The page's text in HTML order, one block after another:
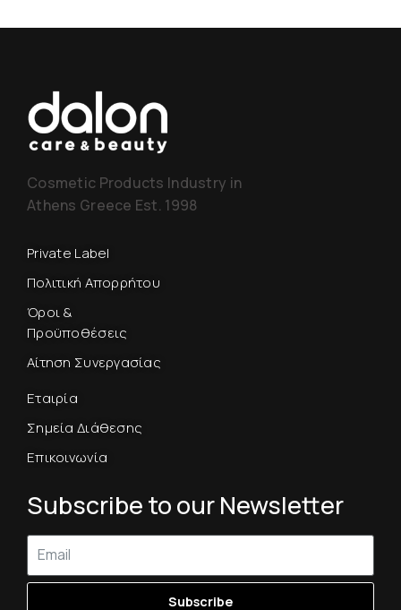
Cosmetic Products Industry in
Athens Greece Est. 1998
Private Label
Πολιτική Απορρήτου
Όροι &
Προϋποθέσεις
Αίτηση Συνεργασίας
Εταιρία
Σημεία Διάθεσης
Επικοινωνία
Subscribe to our Newsletter
Subscribe